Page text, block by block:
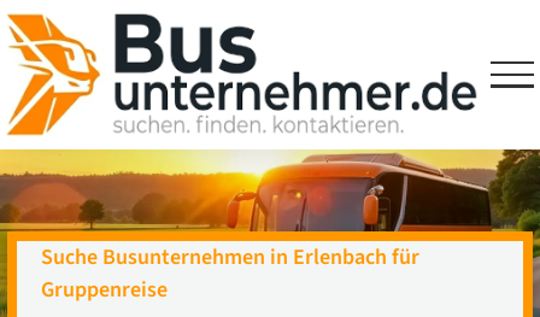
Skip
to
content
Suche Busunternehmen in Erlenbach für
Gruppenreise